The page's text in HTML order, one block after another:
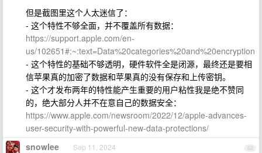
但是截图里这个人太迷信了：
- 这个特性不够全面，并不覆盖所有数据：
https://support.apple.com/en-
us/102651#:~:text=Data%20categories%20and%20encryption
- 这个特性的基础不够透明，硬件软件全是闭源，最终还是要相
信苹果真的加密了数据和苹果真的没有保存和上传密钥。
- 这个才发布两年的特性能产生重要的用户粘性我是绝不赞同
的，绝大部分人并不在意自己的数据安全：
https://www.apple.com/newsroom/2022/12/apple-advances-
user-security-with-powerful-new-data-protections/
62
snowlee Sep 11, 2024